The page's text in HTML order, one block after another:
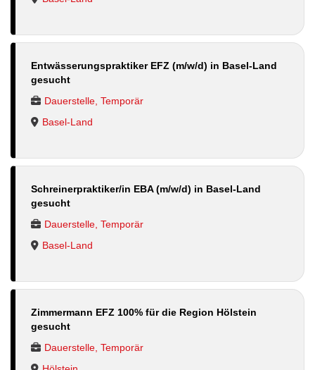
Entwässerungspraktiker EFZ (m/w/d) in Basel-Land
gesucht
Dauerstelle, Temporär
Basel-Land
Schreinerpraktiker/in EBA (m/w/d) in Basel-Land
gesucht
Dauerstelle, Temporär
Basel-Land
Zimmermann EFZ 100% für die Region Hölstein
gesucht
Dauerstelle, Temporär